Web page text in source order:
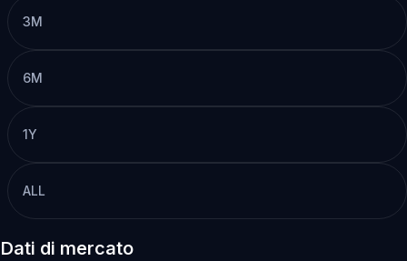
3M
6M
1Y
ALL
Dati di mercato